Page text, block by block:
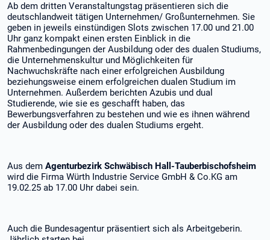
Ab dem dritten Veranstaltungstag präsentieren sich die
deutschlandweit tätigen Unternehmen/ Großunternehmen. Sie
geben in jeweils einstündigen Slots zwischen 17.00 und 21.00
Uhr ganz kompakt einen ersten Einblick in die
Rahmenbedingungen der Ausbildung oder des dualen Studiums,
die Unternehmenskultur und Möglichkeiten für
Nachwuchskräfte nach einer erfolgreichen Ausbildung
beziehungsweise einem erfolgreichen dualen Studium im
Unternehmen. Außerdem berichten Azubis und dual
Studierende, wie sie es geschafft haben, das
Bewerbungsverfahren zu bestehen und wie es ihnen während
der Ausbildung oder des dualen Studiums ergeht.
Aus dem Agenturbezirk Schwäbisch Hall-Tauberbischofsheim
wird die Firma Würth Industrie Service GmbH & Co.KG am
19.02.25 ab 17.00 Uhr dabei sein.
Auch die Bundesagentur präsentiert sich als Arbeitgeberin.